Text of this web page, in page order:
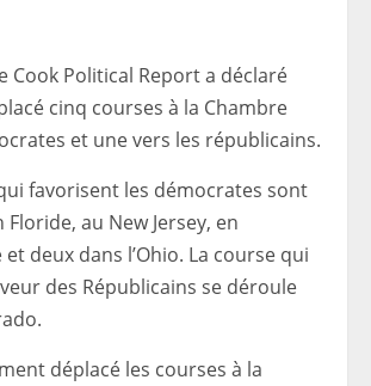
Cook Political Report a déclaré
cinq courses à la Chambre
et une vers les républicains.
favorisent les démocrates sont
Floride, au New Jersey, en
deux dans l’Ohio. La course qui
des Républicains se déroule
déplacé les courses à la